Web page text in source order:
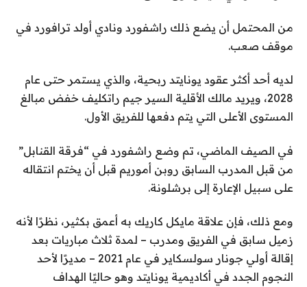
من المحتمل أن يضع ذلك راشفورد ونادي أولد ترافورد في
موقف صعب.
لديه أحد أكثر عقود يونايتد ربحية، والذي يستمر حتى عام
2028، ويريد مالك الأقلية السير جيم راتكليف خفض مبالغ
المستوى الأعلى التي يتم دفعها للفريق الأول.
في الصيف الماضي، تم وضع راشفورد في “فرقة القنابل”
من قبل المدرب السابق روبن أموريم قبل أن يختم انتقاله
على سبيل الإعارة إلى برشلونة.
ومع ذلك، فإن علاقة مايكل كاريك به أعمق بكثير، نظرًا لأنه
زميل سابق في الفريق ومدرب – لمدة ثلاث مباريات بعد
إقالة أولي جونار سولسكاير في عام 2021 – مديرًا لأحد
النجوم الجدد في أكاديمية يونايتد وهو حاليًا الهداف